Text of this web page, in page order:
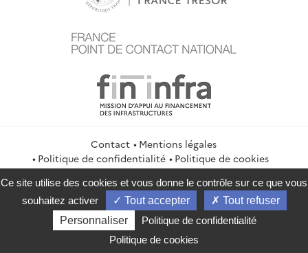
Contact
Mentions légales
Politique de confidentialité
Politique de cookies
Gestion des cookies
Flux RSS
service-public.gouv.fr
legifrance.gouv.fr
info.gouv.fr
data.gouv.fr
2026 Direction générale du Trésor
Ce site utilise des cookies et vous donne le contrôle sur ce que vous
souhaitez activer
Tout accepter
Tout refuser
Personnaliser
Politique de confidentialité
Politique de cookies